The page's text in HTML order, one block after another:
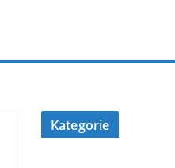
Kategorie